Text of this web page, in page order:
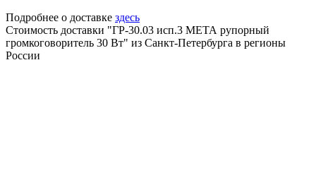
Подробнее о доставке здесь
Стоимость доставки "ГР-30.03 исп.3 МЕТА рупорный
громкоговоритель 30 Вт" из Санкт-Петербурга в регионы
России